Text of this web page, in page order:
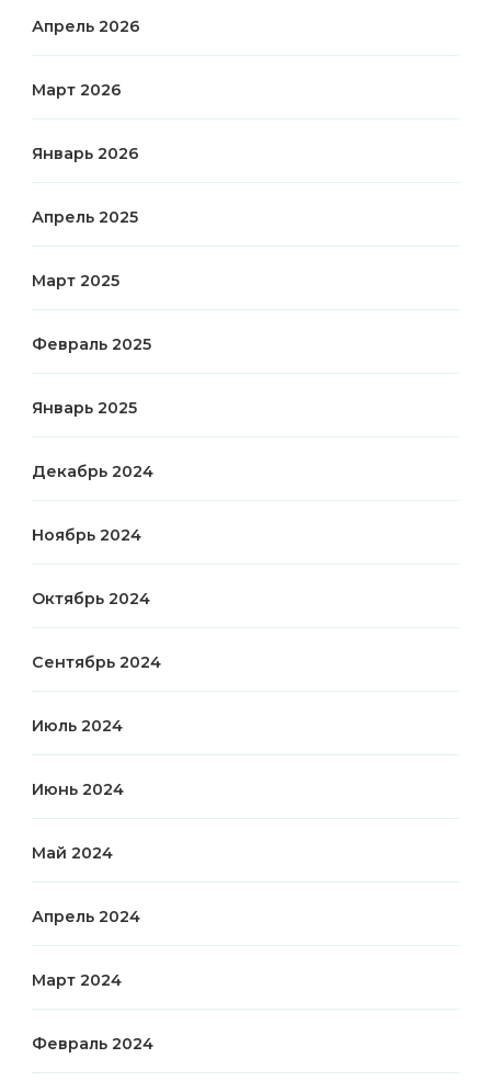
Апрель 2026
Март 2026
Январь 2026
Апрель 2025
Март 2025
Февраль 2025
Январь 2025
Декабрь 2024
Ноябрь 2024
Октябрь 2024
Сентябрь 2024
Июль 2024
Июнь 2024
Май 2024
Апрель 2024
Март 2024
Февраль 2024